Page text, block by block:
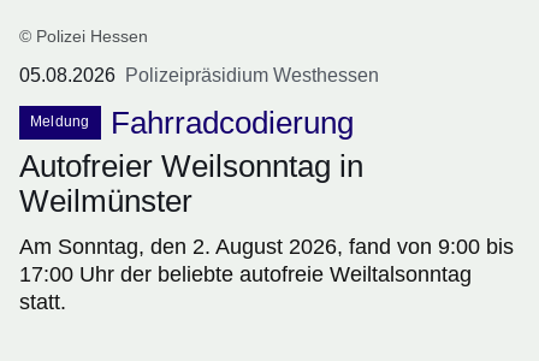
© Polizei Hessen
05.08.2026 Polizeipräsidium Westhessen
Meldung
Fahrradcodierung
Autofreier Weilsonntag in
Weilmünster
Am Sonntag, den 2. August 2026, fand von 9:00 bis
17:00 Uhr der beliebte autofreie Weiltalsonntag
statt.